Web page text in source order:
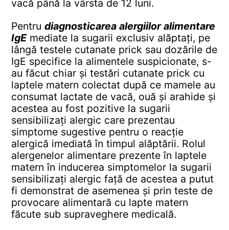
vacă până la vârsta de 12 luni.
Pentru diagnosticarea alergiilor alimentare
IgEmediate la sugarii exclusiv alăptați, pe
lângă testele cutanate prick sau dozările de
IgE specifice la alimentele suspicionate, s-
au făcut chiar și testări cutanate prick cu
laptele matern colectat după ce mamele au
consumat lactate de vacă, ouă și arahide și
acestea au fost pozitive la sugarii
sensibilizați alergic care prezentau
simptome sugestive pentru o reacție
alergică imediată în timpul alăptării. Rolul
alergenelor alimentare prezente în laptele
matern în inducerea simptomelor la sugarii
sensibilizați alergic față de acestea a putut
fi demonstrat de asemenea și prin teste de
provocare alimentară cu lapte matern
făcute sub supraveghere medicală.